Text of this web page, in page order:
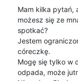
Mam kilka pytań,
możesz się ze
spotkać?
Jestem
córeczkę.
Mogę się tylko w
odpada, może